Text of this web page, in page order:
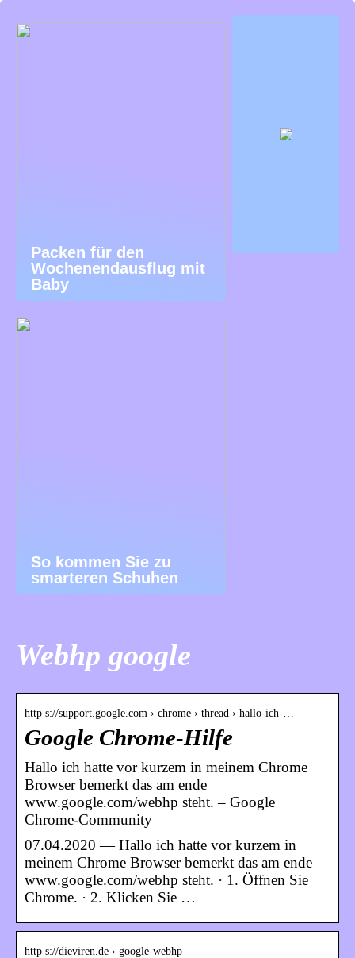
Packen für den
Wochenendausflug mit
Baby
So kommen Sie zu
smarteren Schuhen
Webhp google
http s://support.google.com › chrome › thread › hallo-ich-…
Google Chrome-Hilfe
Hallo ich hatte vor kurzem in meinem Chrome
Browser bemerkt das am ende
www.google.com/webhp steht. – Google
Chrome-Community
07.04.2020 — Hallo ich hatte vor kurzem in
meinem Chrome Browser bemerkt das am ende
www.google.com/webhp steht. · 1. Öffnen Sie
Chrome. · 2. Klicken Sie …
http s://dieviren.de › google-webhp